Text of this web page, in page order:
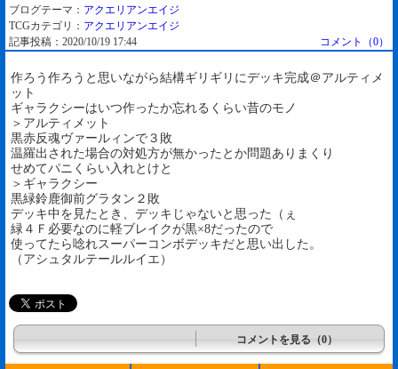
ブログテーマ： アクエリアンエイジ
TCGカテゴリ： アクエリアンエイジ
記事投稿：2020/10/19 17:44
コメント（0）
作ろう作ろうと思いながら結構ギリギリにデッキ完成＠アルティメ
ット
ギャラクシーはいつ作ったか忘れるくらい昔のモノ
＞アルティメット
黒赤反魂ヴァールィンで３敗
温羅出された場合の対処方が無かったとか問題ありまくり
せめてパニくらい入れとけと
＞ギャラクシー
黒緑鈴鹿御前グラタン２敗
デッキ中を見たとき、デッキじゃないと思った（ぇ
緑４Ｆ必要なのに軽ブレイクが黒×8だったので
使ってたら唸れスーパーコンボデッキだと思い出した。
（アシュタルテールルイエ）
コメントを見る（0）